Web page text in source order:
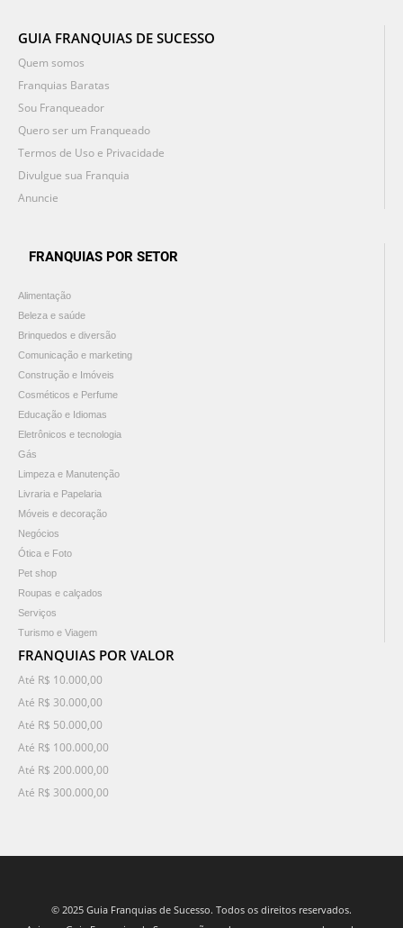
GUIA FRANQUIAS DE SUCESSO
Quem somos
Franquias Baratas
Sou Franqueador
Quero ser um Franqueado
Termos de Uso e Privacidade
Divulgue sua Franquia
Anuncie
FRANQUIAS POR SETOR
Alimentação
Beleza e saúde
Brinquedos e diversão
Comunicação e marketing
Construção e Imóveis
Cosméticos e Perfume
Educação e Idiomas
Eletrônicos e tecnologia
Gás
Limpeza e Manutenção
Livraria e Papelaria
Móveis e decoração
Negócios
Ótica e Foto
Pet shop
Roupas e calçados
Serviços
Turismo e Viagem
FRANQUIAS POR VALOR
Até R$ 10.000,00
Até R$ 30.000,00
Até R$ 50.000,00
Até R$ 100.000,00
Até R$ 200.000,00
Até R$ 300.000,00
© 2025 Guia Franquias de Sucesso. Todos os direitos reservados.